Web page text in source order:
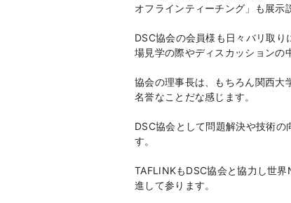
オフラインティーチング」も展示
DSC協会の会員様も日々バリ取
場見学の際やディスカッションの
協会の理事長は、もちろん関西大
名誉なことだな感じます。
DSC協会として問題解決や技術
す。
TAFLINKもDSC協会と協力し世
進して参ります。